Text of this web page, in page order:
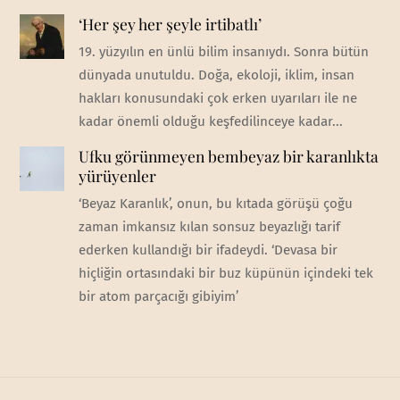
‘Her şey her şeyle irtibatlı’
19. yüzyılın en ünlü bilim insanıydı. Sonra bütün
dünyada unutuldu. Doğa, ekoloji, iklim, insan
hakları konusundaki çok erken uyarıları ile ne
kadar önemli olduğu keşfedilinceye kadar...
Ufku görünmeyen bembeyaz bir karanlıkta
yürüyenler
‘Beyaz Karanlık’, onun, bu kıtada görüşü çoğu
zaman imkansız kılan sonsuz beyazlığı tarif
ederken kullandığı bir ifadeydi. ‘Devasa bir
hiçliğin ortasındaki bir buz küpünün içindeki tek
bir atom parçacığı gibiyim’